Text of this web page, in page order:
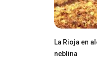
La Rioja en
neblina